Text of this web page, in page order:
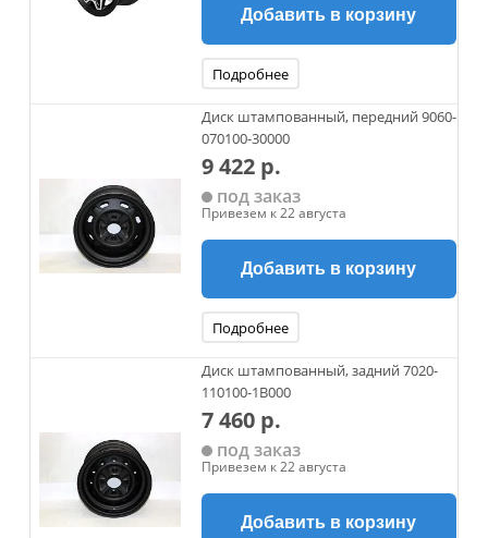
Добавить в корзину
Подробнее
Диск штампованный, передний 9060-
070100-30000
9 422 р.
под заказ
Привезем к 22 августа
Добавить в корзину
Подробнее
Диск штампованный, задний 7020-
110100-1B000
7 460 р.
под заказ
Привезем к 22 августа
Добавить в корзину